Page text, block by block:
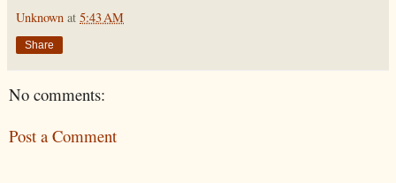
Unknown at 5:43 AM
Share
No comments:
Post a Comment